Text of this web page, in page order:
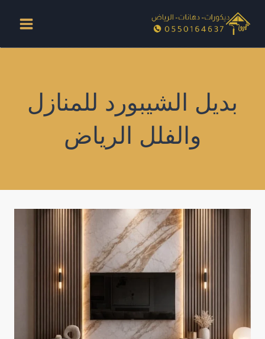
بديل الشيبورد للمنازل
والفلل الرياض